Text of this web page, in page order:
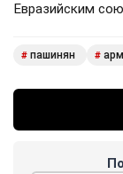
Евразийским
# пашинян #